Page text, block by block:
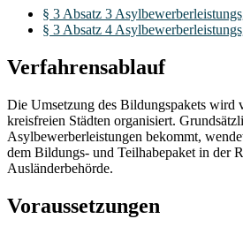
§ 3 Absatz 3
§ 3 Absatz 4
Verfahrensablauf
Die Umsetzung des Bildungspakets wird
kreisfreien Städten organisiert.
Asylbewerberleistungen bekommt,
dem Bildungs- und Teilhabepaket in der
Ausländerbehörde.
Voraussetzungen